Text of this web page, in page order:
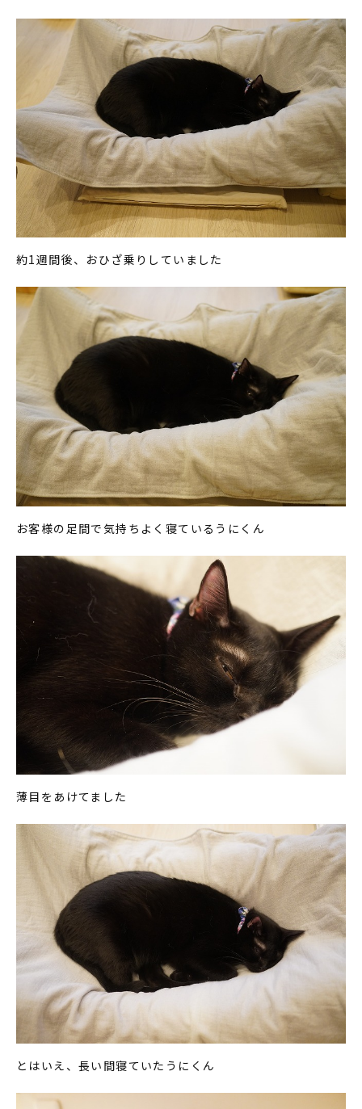
約1週間後、おひざ乗りしていました
お客様の足間で気持ちよく寝ているうにくん
薄目をあけてました
とはいえ、長い間寝ていたうにくん